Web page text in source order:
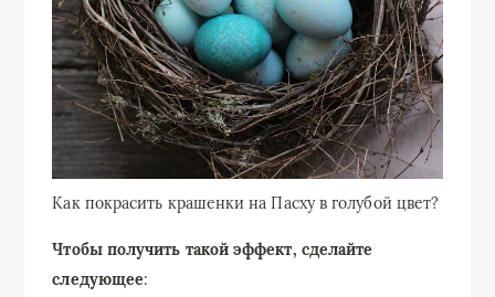
Как покрасить крашенки на Пасху в голубой цвет?
Чтобы получить такой эффект, сделайте
следующее: